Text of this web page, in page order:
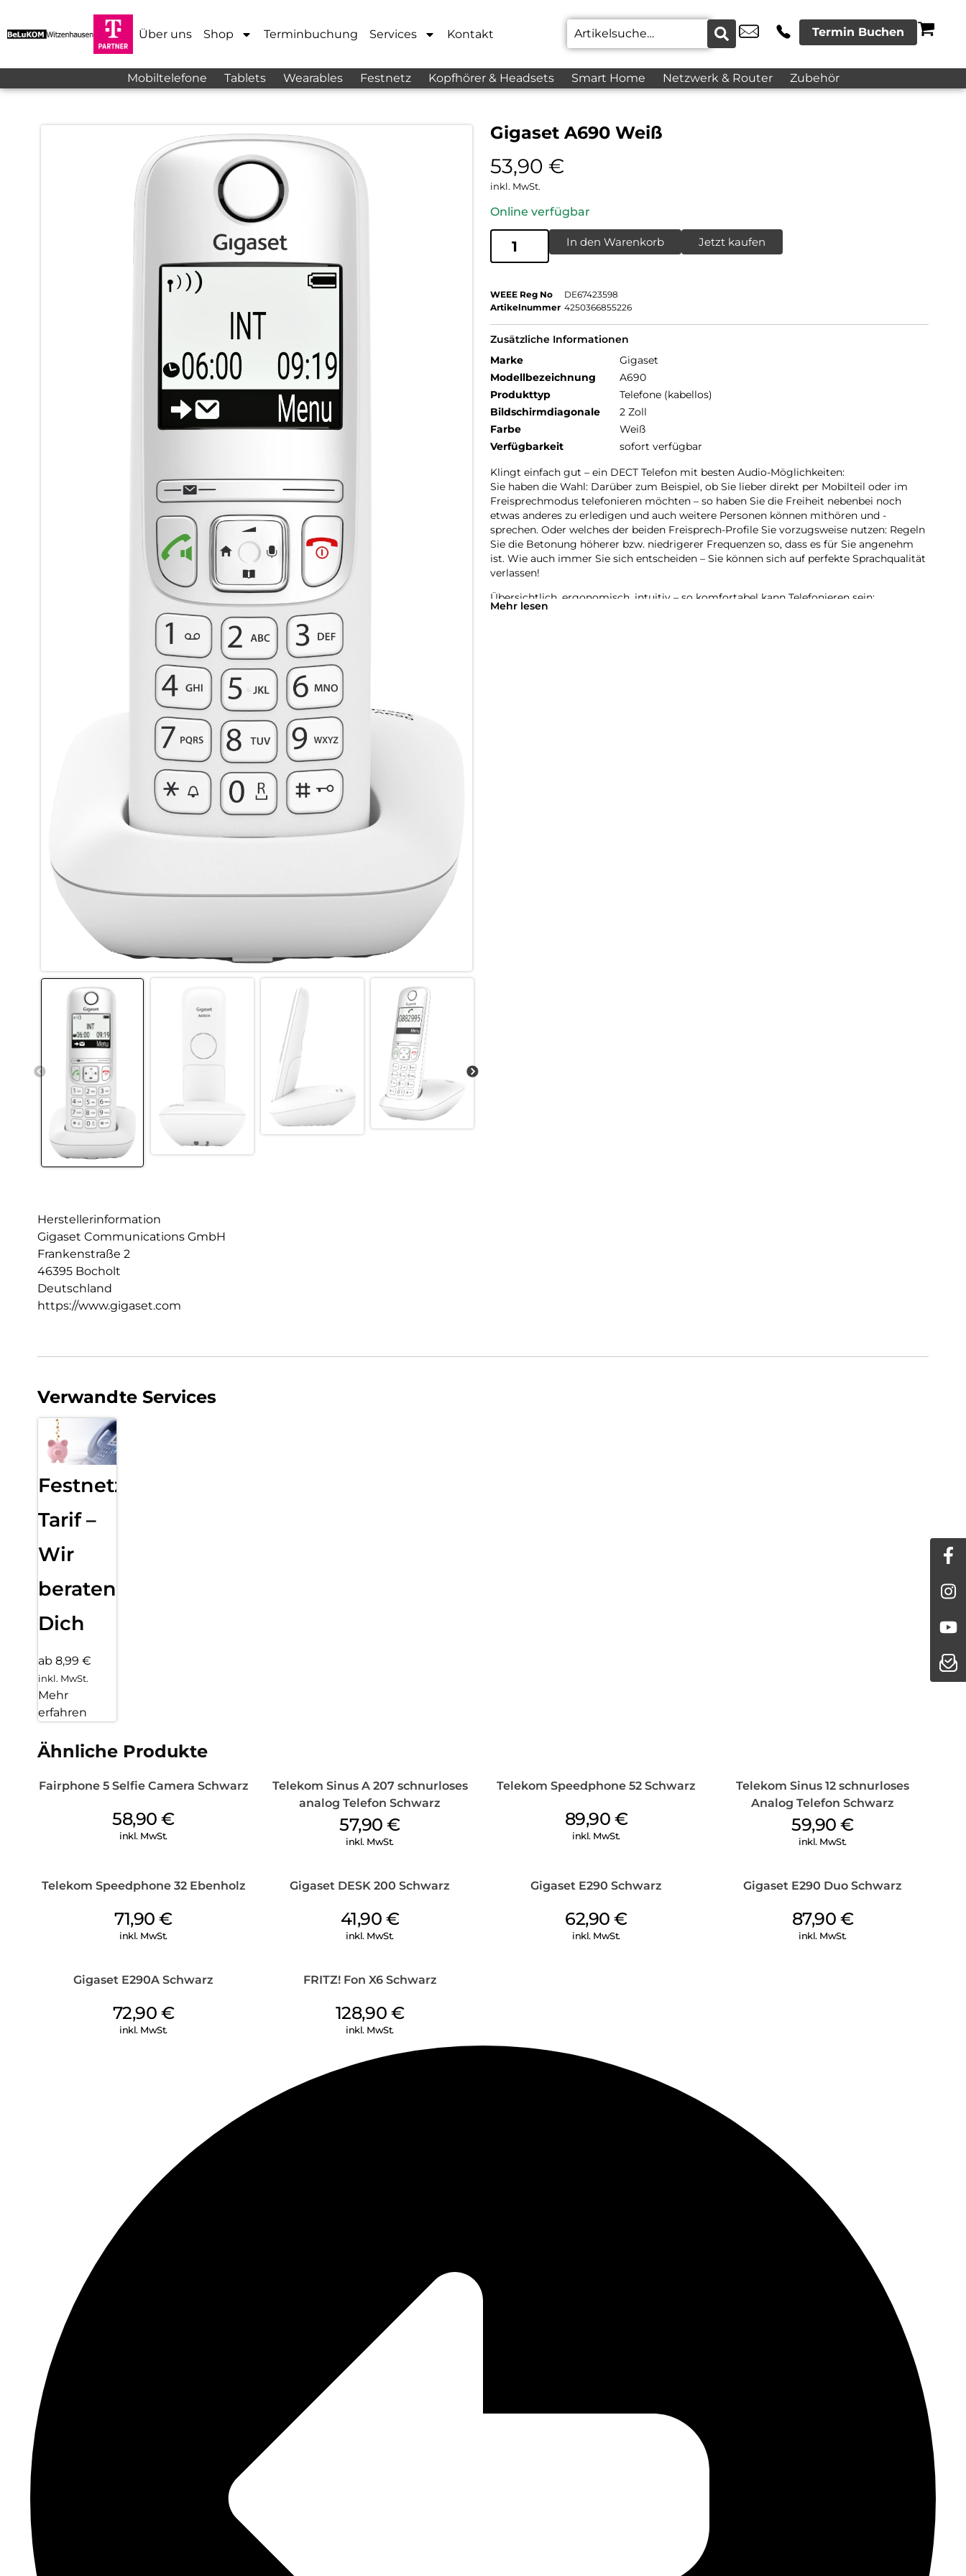
Über uns Shop Terminbuchung Services Kontakt Termin Buchen
Mobiltelefone Tablets Wearables Festnetz Kopfhörer & Headsets Smart Home Netzwerk & Router Zubehör
Gigaset A690 Weiß
53,90 €
inkl. MwSt.
Online verfügbar
In den Warenkorb Jetzt kaufen
WEEE Reg No
DE67423598
Artikelnummer 4250366855226
Zusätzliche Informationen
Marke
Gigaset
Modellbezeichnung
A690
Produkttyp
Telefone (kabellos)
Bildschirmdiagonale
2 Zoll
Farbe
Weiß
Verfügbarkeit
sofort verfügbar
Klingt einfach gut – ein DECT Telefon mit besten Audio-Möglichkeiten:
Sie haben die Wahl: Darüber zum Beispiel, ob Sie lieber direkt per Mobilteil oder im
Freisprechmodus telefonieren möchten – so haben Sie die Freiheit nebenbei noch
etwas anderes zu erledigen und auch weitere Personen können mithören und -
sprechen. Oder welches der beiden Freisprech-Profile Sie vorzugsweise nutzen: Regeln
Sie die Betonung höherer bzw. niedrigerer Frequenzen so, dass es für Sie angenehm
ist. Wie auch immer Sie sich entscheiden – Sie können sich auf perfekte Sprachqualität
verlassen!
Übersichtlich, ergonomisch, intuitiv – so komfortabel kann Telefonieren sein:
Was am Gigaset A690 zuerst ins Auge sticht, dürfte das große, beleuchtete Schwarz-
Mehr lesen
Herstellerinformation
Gigaset Communications GmbH
Frankenstraße 2
46395 Bocholt
Deutschland
https://www.gigaset.com
Verwandte Services
Festnetz
Tarif –
Wir
beraten
Dich
ab 8,99 €
inkl. MwSt.
Mehr
erfahren
Ähnliche Produkte
Fairphone 5 Selfie Camera Schwarz
58,90€
inkl. MwSt.
Telekom Sinus A 207 schnurloses
analog Telefon Schwarz
57,90€
inkl. MwSt.
Telekom Speedphone 52 Schwarz
89,90 €
inkl. MwSt.
Telekom Sinus 12 schnurloses
Analog Telefon Schwarz
59,90€
inkl. MwSt.
Telekom Speedphone 32 Ebenholz
71,90€
inkl. MwSt.
Gigaset DESK 200 Schwarz
41,90 €
inkl. MwSt.
Gigaset E290 Schwarz
62,90€
inkl. MwSt.
Gigaset E290 Duo Schwarz
87,90 €
inkl. MwSt.
Gigaset E290A Schwarz
72,90 €
inkl. MwSt.
FRITZ! Fon X6 Schwarz
128,90 €
inkl. MwSt.